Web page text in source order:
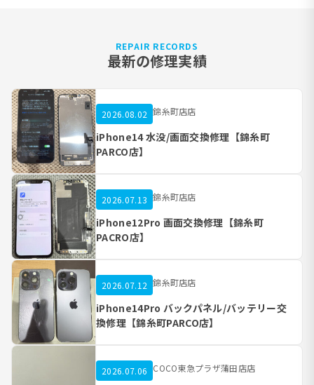
REPAIR RECORDS
最新の修理実績
2026.08.02 錦糸町店店
iPhone14 水没/画面交換修理【錦糸町
PARCO店】
2026.07.13 錦糸町店店
iPhone12Pro 画面交換修理【錦糸町
PACRO店】
2026.07.12 錦糸町店店
iPhone14Pro バックパネル/バッテリー交
換修理【錦糸町PARCO店】
2026.07.06 COCO東急プラザ蒲田店店